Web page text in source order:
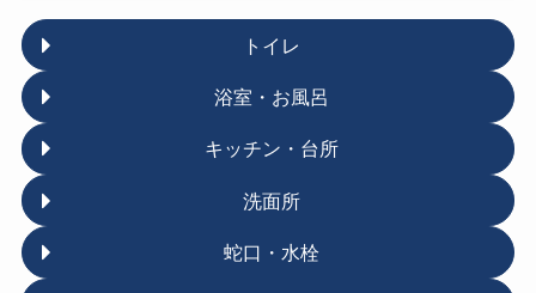
トイレ
浴室・お風呂
キッチン・台所
洗面所
蛇口・水栓